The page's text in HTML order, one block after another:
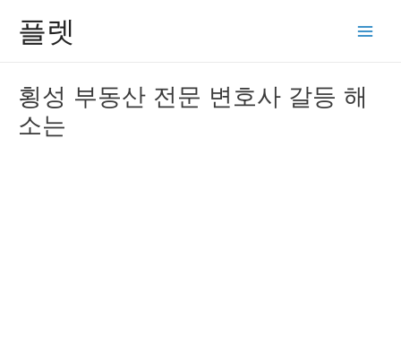
플렛
횡성 부동산 전문 변호사 갈등 해
소는